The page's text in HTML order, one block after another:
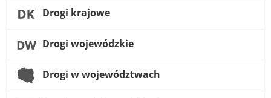
Drogi krajowe
Drogi wojewódzkie
Drogi w województwach